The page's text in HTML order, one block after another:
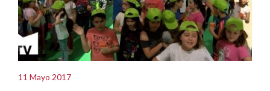
11 Mayo 2017